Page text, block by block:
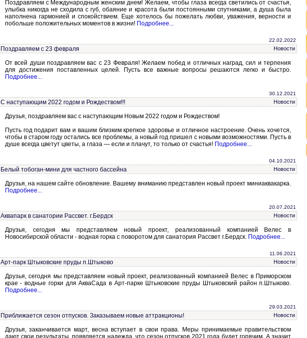
Поздравляем с Международным женским днем! Желаем, чтобы глаза всегда светились от счастья,
улыбка никогда не сходила с губ, обаяние и красота были постоянными спутниками, а душа была
наполнена гармонией и спокойствием. Еще хотелось бы пожелать любви, уважения, верности и
побольше положительных моментов в жизни! Подробнее...
22.02.2022
Поздравляем с 23 февраля Новости
От всей души поздравляем вас с 23 Февраля! Желаем побед и отличных наград, сил и терпения
для достижения поставленных целей. Пусть все важные вопросы решаются легко и быстро.
Подробнее...
30.12.2021
С наступающим 2022 годом и Рождеством!!! Новости
Друзья, поздравляем вас с наступающим Новым 2022 годом и Рождеством!
Пусть год подарит вам и вашим близким крепкое здоровье и отличное настроение. Очень хочется,
чтобы в старом году остались все проблемы, а новый год пришел с новыми возможностями. Пусть в
душе всегда цветут цветы, а глаза — если и плачут, то только от счастья! Подробнее...
04.10.2021
Белый тобоган-мини для частного бассейна Новости
Друзья, на нашем сайте обновление. Вашему вниманию представлен новый проект миниаквакарка.
Подробнее...
20.07.2021
Аквапарк в санатории Рассвет. г.Бердск Новости
Друзья, сегодня мы представляем новый проект, реализованный компанией Велес в
Новосибирской области - водная горка с поворотом для санатория Рассвет г.Бердск. Подробнее...
11.06.2021
Арт-парк Штыковские пруды п.Штыково Новости
Друзья, сегодня мы представляем новый проект, реализованный компанией Велес в Приморском
крае - водные горки для АкваСада в Арт-парке Штыковские пруды Штыковский район п.Штыково.
Подробнее...
29.03.2021
Приближается сезон отпусков. Заказываем новые аттракционы! Новости
Друзья, заканчивается март, весна вступает в свои права. Меры принимаемые правительством
дают свои результаты, появляется надежда, что сезон отпусков 2021 года будет горячим. А значит